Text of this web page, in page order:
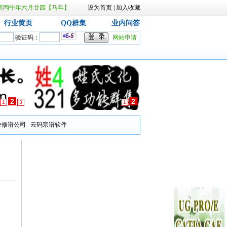
丙午年六月廿四【马年】 设为首页 加入收藏
行业黄页 QQ群集 业内问答
验证码： 网站申请
1 2 3 1 2
谱公司 云码宗谱软件